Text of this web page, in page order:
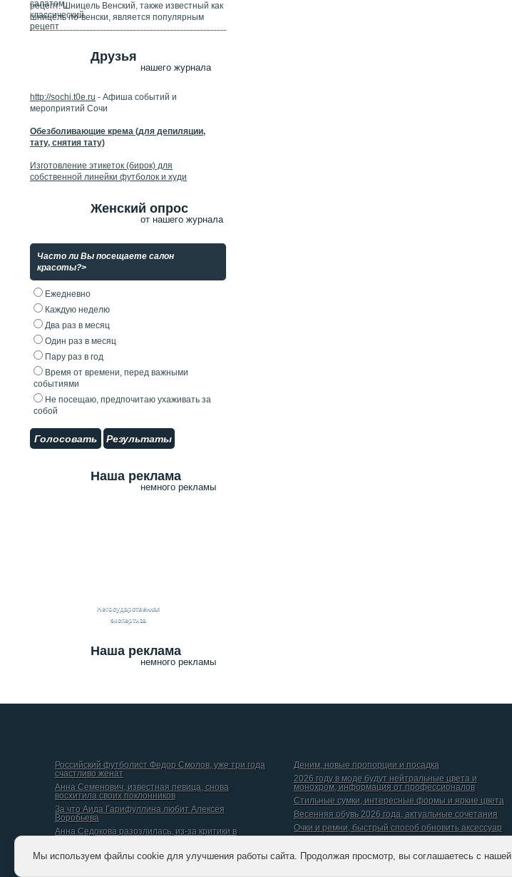
рецепт. Шницель Венский, также известный как
шницель по-венски, является популярным
Друзья
нашего журнала
http://sochi.t0e.ru - Афиша событий и
мероприятий Сочи
Обезболивающие крема (для депиляции,
тату, снятия тату)
Изготовление этикеток (бирок) для
собственной линейки футболок и худи
Женский опрос
от нашего журнала
Часто ли Вы посещаете салон
красоты?>
Ежедневно
Каждую неделю
Два раз в месяц
Один раз в месяц
Пару раз в год
Время от времени, перед важными
событиями
Не посещаю, предпочитаю ухаживать за
собой
Голосовать Результаты
Наша реклама
немного рекламы
Негосударственная
экспертиза
Наша реклама
немного рекламы
Российский футболист Федор Смолов, уже три года
счастливо женат
Анна Семенович, известная певица, снова
восхитила своих поклонников
За что Аида Гарифуллина любит Алексея
Воробьева
Анна Седокова разозлилась, из-за критики в
Даниил Вершинин, рассказал о том, какой он видит
идеальную женщину
Деним, новые пропорции и посадка
2026 году в моде будут нейтральные цвета и
монохром, информация от профессионалов
Стильные сумки, интересные формы и яркие цвета
Весенняя обувь 2026 года, актуальные сочетания
Очки и ремни, быстрый способ обновить аксессуар
Мы используем файлы cookie для улучшения работы сайта. Продолжая просмотр, вы соглашаетесь с нашей